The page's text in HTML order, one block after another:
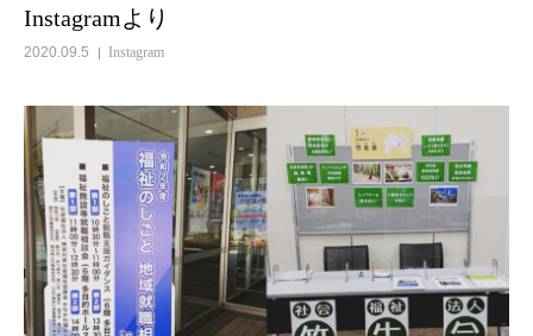
Instagramより
2020.09.5 Instagram
サービス
Instagram
取組み
アクセス